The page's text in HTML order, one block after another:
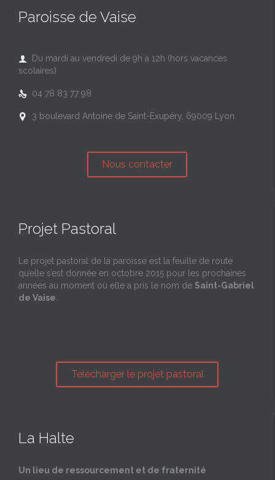
Paroisse de Vaise

Du mardi au vendredi de 9h à 12h (hors vacances
scolaires)
 04 78 83 77 98
 3 boulevard Antoine de Saint-Exupéry, 69009 Lyon
Nous contacter
Projet Pastoral
Le projet pastoral de la paroisse est la feuille de route
qu’elle s’est donnée en octobre 2015 pour les prochaines
années au moment où elle a pris le nom de Saint-Gabriel
de Vaise
Télécharger le projet pastoral
La Halte
Un lieu de ressourcement et de fraternité